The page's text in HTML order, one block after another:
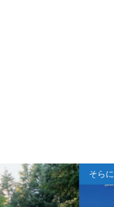
そらにマイル